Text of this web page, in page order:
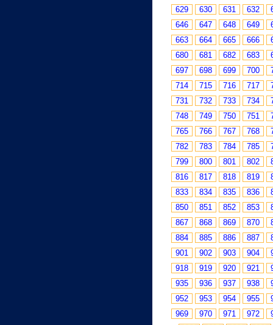
629
630 631 632
646
647 648 649
663
664 665 666
680
681 682 683
697
698 699 700
714
715 716 717
731
732 733 734
748
749 750 751
765
766 767 768
782
783 784 785
799
800 801 802
816
817 818 819
833
834 835 836
850
851 852 853
867
868 869 870
884
885 886 887
901
902 903 904
918
919 920 921
935
936 937 938
952
953 954 955
969
970 971 972